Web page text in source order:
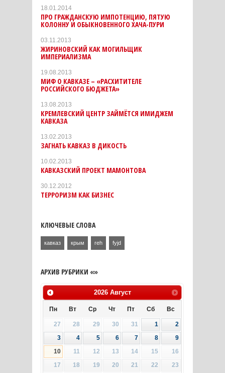
18.01.2014
ПРО ГРАЖДАНСКУЮ ИМПОТЕНЦИЮ, ПЯТУЮ
КОЛОННУ И ОБЫКНОВЕННОГО ХАЧА-ПУРИ
03.11.2013
ЖИРИНОВСКИЙ КАК МОГИЛЬЩИК
ИМПЕРИАЛИЗМА
19.08.2013
МИФ О КАВКАЗЕ – «РАСХИТИТЕЛЕ
РОССИЙСКОГО БЮДЖЕТА»
13.08.2013
КРЕМЛЕВСКИЙ ЦЕНТР ЗАЙМЁТСЯ ИМИДЖЕМ
КАВКАЗА
13.02.2013
ЗАГНАТЬ КАВКАЗ В ДИКОСТЬ
10.02.2013
КАВКАЗСКИЙ ПРОЕКТ МАМОНТОВА
30.12.2012
ТЕРРОРИЗМ КАК БИЗНЕС
КЛЮЧЕВЫЕ СЛОВА
кавказ крым reh fyjd
АРХИВ РУБРИКИ «»
2026 Август
Пн Вт Ср Чт Пт Сб Вс
27 28 29 30 31 1
2
3
4 5 6 7 8
9
10
11 12 13 14 15
16
17
18 19 20 21 22
23